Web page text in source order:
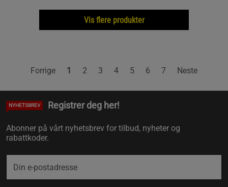
Vis flere produkter
Forrige 1 2 3 4 5 6 7 Neste
NYHETSBREV Registrer deg her!
Abonner på vårt nyhetsbrev for tilbud, nyheter og
rabattkoder.